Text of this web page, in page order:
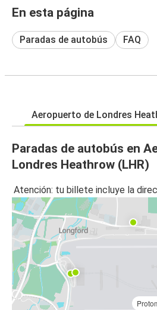
En esta página
Paradas de autobús FAQ
Aeropuerto de Londres
Paradas de autobús en
Londres Heathrow (LHR)
Atención: tu billete incluye la